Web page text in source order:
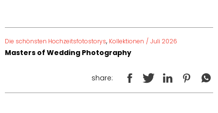
Die schönsten Hochzeitsfotostorys, Kollektionen / Juli 2026
Masters of Wedding Photography
share: